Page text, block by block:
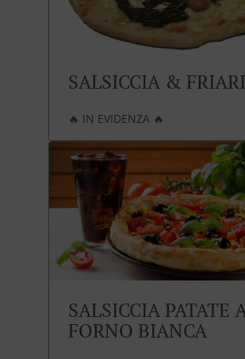
SALSICCIA &
🔥 IN EVIDENZA 🔥
SALSICCIA PATATE
FORNO BIANCA